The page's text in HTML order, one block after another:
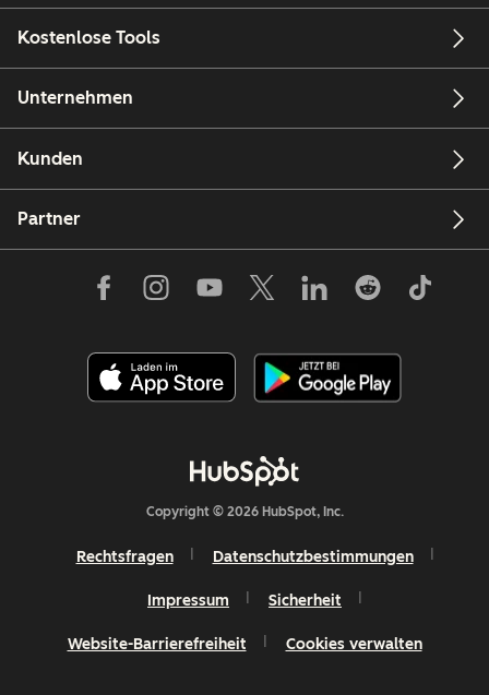
Kostenlose Tools
Unternehmen
Kunden
Partner
Copyright © 2026 HubSpot, Inc.
Rechtsfragen Datenschutzbestimmungen
Impressum Sicherheit
Website-Barrierefreiheit Cookies verwalten